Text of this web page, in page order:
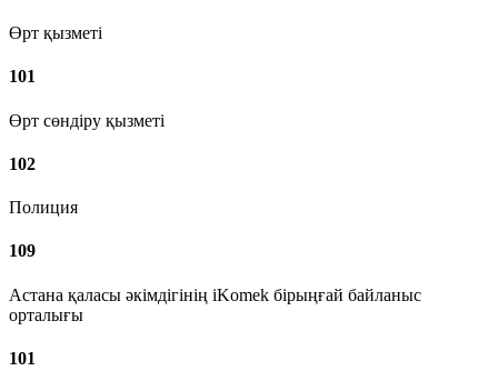
Өрт қызметі
101
Өрт сөндіру қызметі
102
Полиция
109
Астана қаласы әкімдігінің iKomek бірыңғай байланыс
орталығы
101